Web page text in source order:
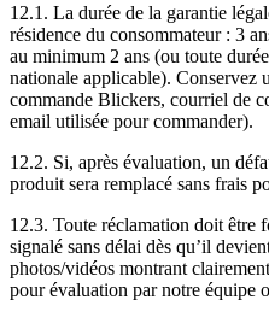
12.1. La durée de la garantie
résidence du consommateur : 3
au minimum 2 ans (ou toute
nationale applicable). Conservez
commande Blickers, courriel de
email utilisée pour commander).
12.2. Si, après évaluation, un
produit sera remplacé sans frais
12.3. Toute réclamation doit être
signalé sans délai dès qu’il
photos/vidéos montrant
pour évaluation par notre équipe